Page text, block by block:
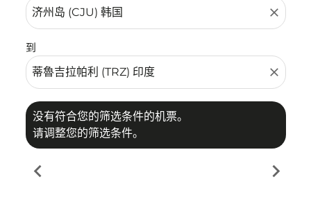
close
到
close
没有符合您的筛选条件的机票。
请调整您的筛选条件。
chevron_left chevron_right